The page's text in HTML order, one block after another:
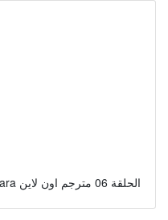
Shokugeki No Souma Gou No Sara الحلقة 06 مترجم اون لاين